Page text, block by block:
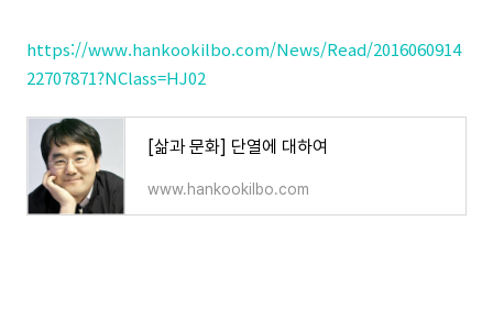
https://www.hankookilbo.com/News/Read/2016060914
22707871?NClass=HJ02
[삶과 문화] 단열에 대하여
www.hankookilbo.com